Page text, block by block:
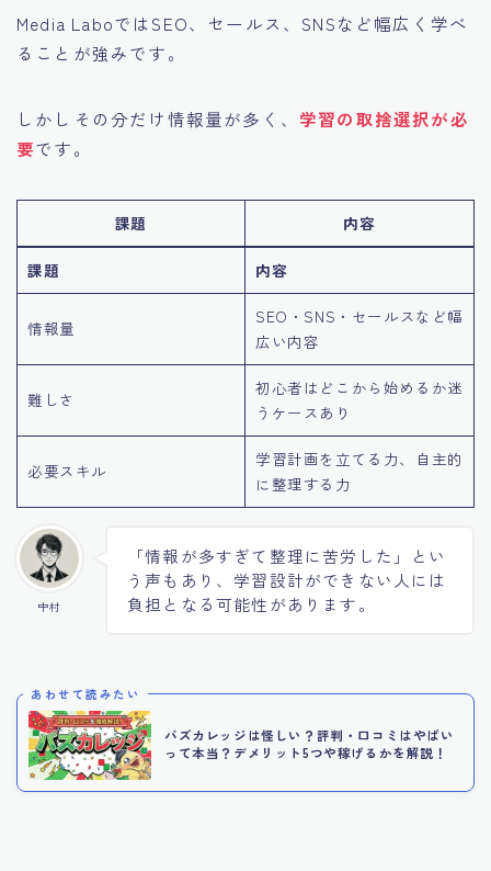
Media LaboではSEO、セールス、SNSなど幅広く学べ
ることが強みです。
しかしその分だけ情報量が多く、 学習の取捨選択が必
要です。
課題 内容
課題 内容
情報量
SEO・SNS・セールスなど幅
広い内容
難しさ
初心者はどこから始めるか迷
うケースあり
必要スキル
学習計画を立てる力、自主的
に整理する力
中村
「情報が多すぎて整理に苦労した」とい
う声もあり、学習設計ができない人には
負担となる可能性があります。
あわせて読みたい
バズカレッジは怪しい？評判・口コミはやばい
って本当？デメリット5つや稼げるかを解説！